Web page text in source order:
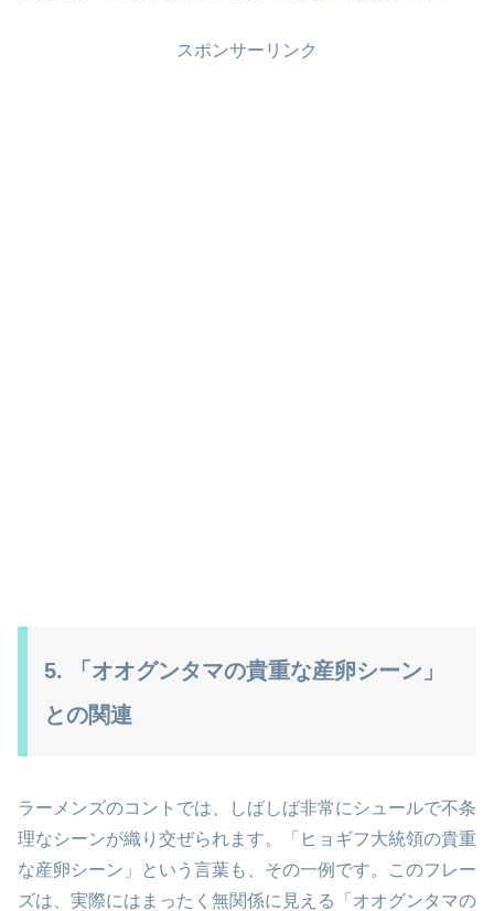
スポンサーリンク
5. 「オオグンタマの貴重な産卵シーン」
との関連
ラーメンズのコントでは、しばしば非常にシュールで不条
理なシーンが織り交ぜられます。「ヒョギフ大統領の貴重
な産卵シーン」という言葉も、その一例です。このフレー
ズは、実際にはまったく無関係に見える「オオグンタマの